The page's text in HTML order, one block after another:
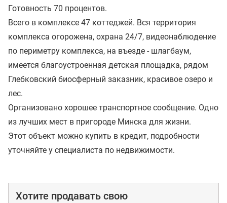
Готовность 70 процентов.
Всего в комплексе 47 коттеджей. Вся территория
комплекса огорожена, охрана 24/7, видеонаблюдение
по периметру комплекса, на въезде - шлагбаум,
имеется благоустроенная детская площадка, рядом
Глебковский биосферный заказник, красивое озеро и
лес.
Организовано хорошее транспортное сообщение. Одно
из лучших мест в пригороде Минска для жизни.
Этот объект можно купить в кредит, подробности
уточняйте у специалиста по недвижимости.
Хотите продавать свою